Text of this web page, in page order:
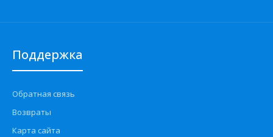
Поддержка
Обратная связь
Возвраты
Карта сайта